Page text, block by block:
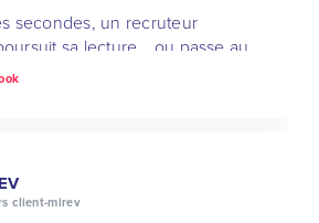
secondes, un recruteur
sa lecture… ou passe au
plus convaincantes,
ton CV.
client-mirev